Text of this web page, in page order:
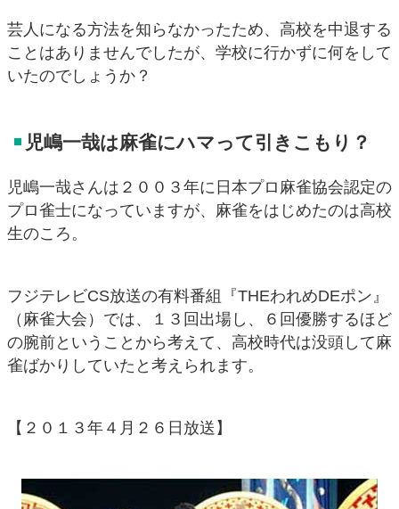
芸人になる方法を知らなかったため、高校を中退する
ことはありませんでしたが、学校に行かずに何をして
いたのでしょうか？
児嶋一哉は麻雀にハマって引きこもり？
児嶋一哉さんは２００３年に日本プロ麻雀協会認定の
プロ雀士になっていますが、麻雀をはじめたのは高校
生のころ。
フジテレビCS放送の有料番組『THEわれめDEポン』
（麻雀大会）では、１３回出場し、６回優勝するほど
の腕前ということから考えて、高校時代は没頭して麻
雀ばかりしていたと考えられます。
【２０１３年４月２６日放送】